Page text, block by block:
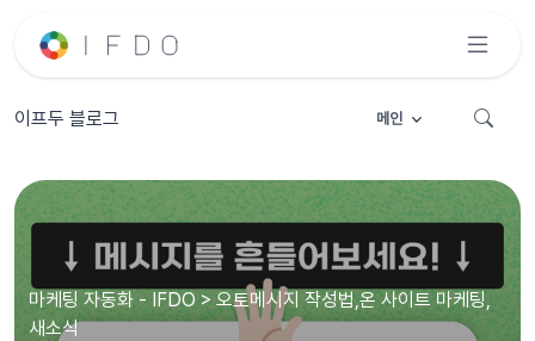
이프두 블로그 메인
마케팅 자동화 - IFDO > 오토메시지 작성법,온 사이트 마케팅,
새소식